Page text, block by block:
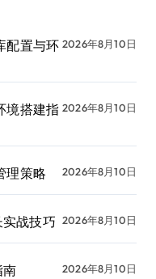
配置与环 2026年8月10日
境搭建指 2026年8月10日
理策略 2026年8月10日
战技巧 2026年8月10日
南 2026年8月10日